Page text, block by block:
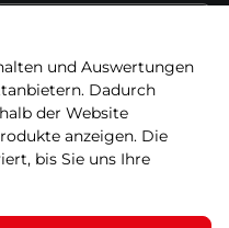
Batterieentsorgung
Widerruf erklären
und Auswertungen
Dadurch
der Website
anzeigen. Die
bis Sie uns Ihre